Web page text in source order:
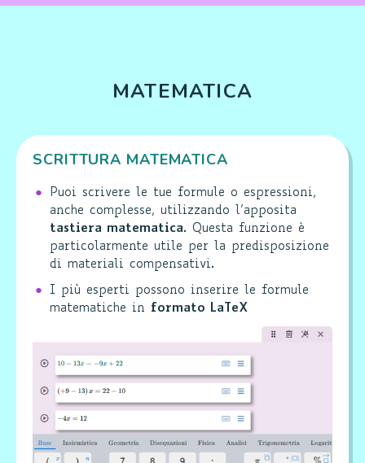
MATEMATICA
SCRITTURA MATEMATICA
Puoi scrivere le tue formule o espressioni,
anche complesse, utilizzando l’apposita
tastiera matematica. Questa funzione è
particolarmente utile per la predisposizione
di materiali compensativi.
I più esperti possono inserire le formule
matematiche in formato LaTeX